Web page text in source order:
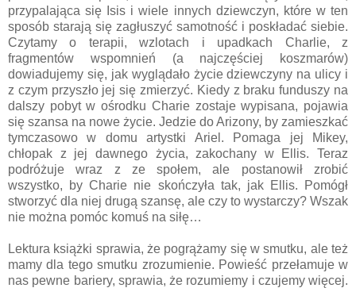
przypalająca się Isis i wiele innych dziewczyn, które w ten
sposób starają się zagłuszyć samotność i poskładać siebie.
Czytamy o terapii, wzlotach i upadkach Charlie, z
fragmentów wspomnień (a najczęściej koszmarów)
dowiadujemy się, jak wyglądało życie dziewczyny na ulicy i
z czym przyszło jej się zmierzyć. Kiedy z braku funduszy na
dalszy pobyt w ośrodku Charie zostaje wypisana, pojawia
się szansa na nowe życie. Jedzie do Arizony, by zamieszkać
tymczasowo w domu artystki Ariel. Pomaga jej Mikey,
chłopak z jej dawnego życia, zakochany w Ellis. Teraz
podróżuje wraz z ze społem, ale postanowił zrobić
wszystko, by Charie nie skończyła tak, jak Ellis. Pomógł
stworzyć dla niej drugą szansę, ale czy to wystarczy? Wszak
nie można pomóc komuś na siłę…
Lektura książki sprawia, że pogrążamy się w smutku, ale też
mamy dla tego smutku zrozumienie. Powieść przełamuje w
nas pewne bariery, sprawia, że rozumiemy i czujemy więcej.